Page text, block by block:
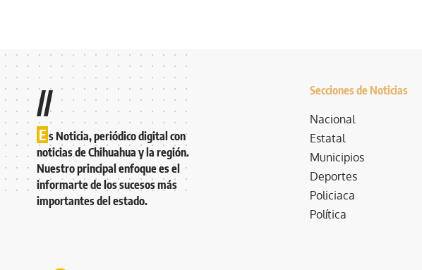
//
E s Noticia, periódico digital con
noticias de Chihuahua y la región.
Nuestro principal enfoque es el
informarte de los sucesos más
importantes del estado.
Secciones de Noticias
Nacional
Estatal
Municipios
Deportes
Policiaca
Política